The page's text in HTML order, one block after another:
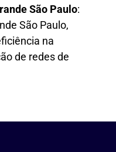
São Paulo:
São Paulo,
na
de redes de